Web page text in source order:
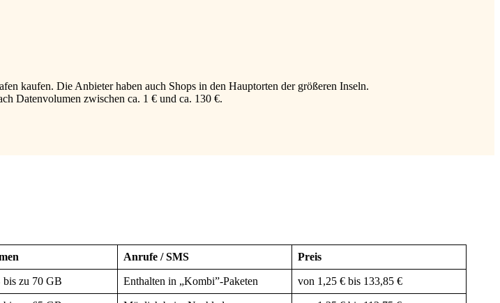
kaufen. Die Anbieter haben auch Shops in den Hauptorten der größeren Inseln.
Datenvolumen zwischen ca. 1 € und ca. 130 €.
Anrufe / SMS Preis
zu 70 GB Enthalten in „Kombi”-Paketen von 1,25 € bis 133,85 €